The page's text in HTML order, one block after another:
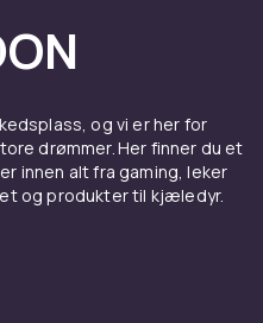
og vi er her for
drømmer. Her finner du et
innen alt fra gaming, leker
og produkter til kjæledyr.